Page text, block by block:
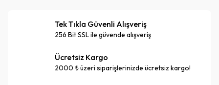
Tek Tıkla Güvenli Alışveriş
256 Bit SSL ile güvende alışveriş
Ücretsiz Kargo
2000 ₺ üzeri siparişlerinizde ücretsiz kargo!